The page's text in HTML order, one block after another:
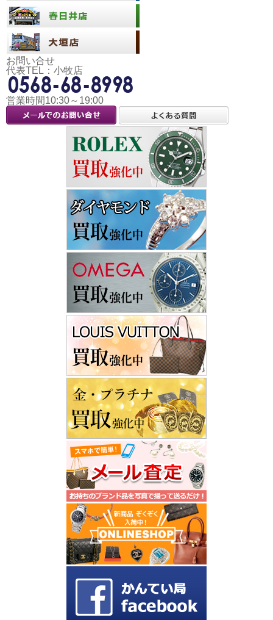
お問い合せ
代表TEL：小牧店
営業時間10:30～19:00